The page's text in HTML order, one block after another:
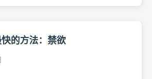
的方法：禁欲